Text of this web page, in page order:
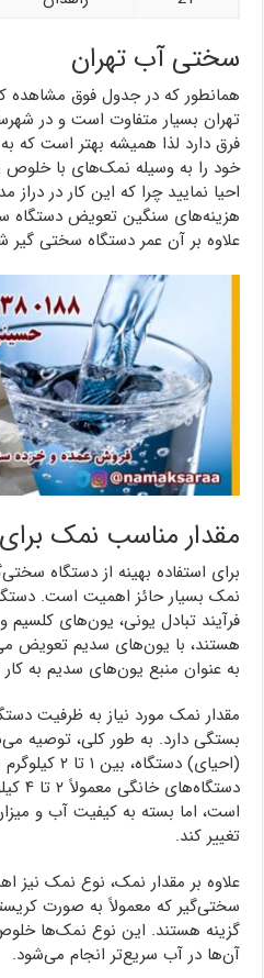
سختی آب تهران
همانطور که در جدول فوق مشاهده
تهران بسیار متفاوت است و در
فرق دارد لذا همیشه بهتر است که
خود را به وسیله نمک‌های با خلوص
احیا نمایید چرا که این کار در
هزینه‌های سنگین تعویض دستگاه
علاوه بر آن عمر دستگاه سختی گیر
مقدار مناسب نمک
برای استفاده بهینه از دستگاه
نمک بسیار حائز اهمیت است.
فرآیند تبادل یونی، یون‌های
هستند، با یون‌های سدیم تعویض
به عنوان منبع یون‌های سدیم به
مقدار نمک مورد نیاز به ظرفیت
بستگی دارد. به طور کلی، توصیه
(احیای)
است، اما بسته به کیفیت آب و
تغییر کند.
علاوه بر مقدار نمک، نوع نمک
سختی‌گیر که معمولاً به صورت
گزینه هستند. این نوع نمک‌ها
آن‌ها در آب سریع‌تر انجام می‌شود.